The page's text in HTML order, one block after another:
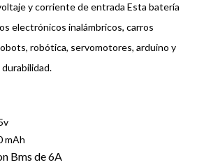
y corriente de entrada Esta batería
electrónicos inalámbricos, carros
robótica, servomotores, arduino y
mAh
Bms de 6A